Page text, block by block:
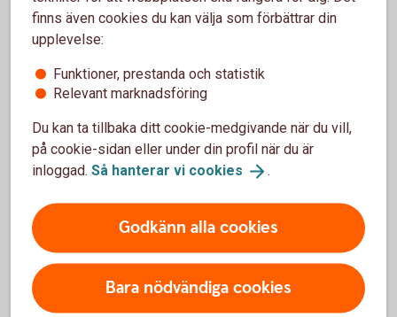
Var ute i god tid
tänk på att kontakta oss i god tid. Vi skickar in en
ansökan till EKN med en beskrivning av exporten
eller exportanknytningen. Därefter bedömer EKN
risken i affären och ger en offert.
Frågor och svar om EKN
finns även cookies du kan välja som förbättrar din
upplevelse:
Funktioner, prestanda och statistik
Relevant marknadsföring
Du kan ta tillbaka ditt cookie-medgivande när du vill,
på cookie-sidan eller under din profil när du är
inloggad. Så hanterar vi cookies .
Godkänn alla cookies
Bara nödvändiga cookies